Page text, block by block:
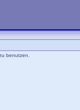
benutzen.